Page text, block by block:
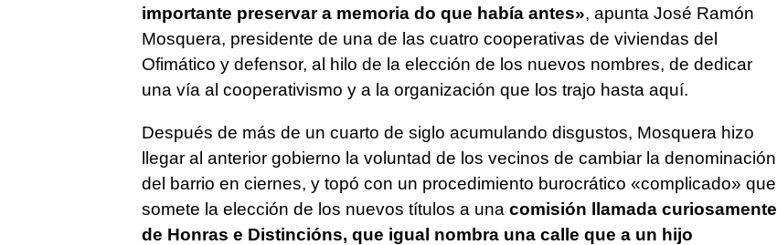
importante preservar a memoria do que había antes», apunta José Ramón
Mosquera, presidente de una de las cuatro cooperativas de viviendas del
Ofimático y defensor, al hilo de la elección de los nuevos nombres, de dedicar
una vía al cooperativismo y a la organización que los trajo hasta aquí.
Después de más de un cuarto de siglo acumulando disgustos, Mosquera hizo
llegar al anterior gobierno la voluntad de los vecinos de cambiar la denominación
del barrio en ciernes, y topó con un procedimiento burocrático «complicado» que
somete la elección de los nuevos títulos a una comisión llamada curiosamente
de Honras e Distincións, que igual nombra una calle que a un hijo